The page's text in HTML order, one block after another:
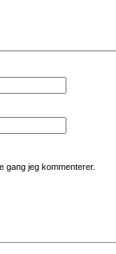
gang jeg kommenterer.